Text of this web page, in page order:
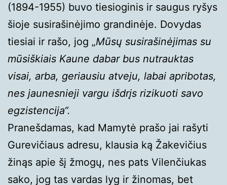
(1894-1955) buvo tiesioginis ir saugus ryšys
šioje susirašinėjimo grandinėje. Dovydas
tiesiai ir rašo, jog „Mūsų susirašinėjimas su
mūsiškiais Kaune dabar bus nutrauktas
visai, arba, geriausiu atveju, labai apribotas,
nes jaunesnieji vargu išdrįs rizikuoti savo
egzistencija“.
Pranešdamas, kad Mamytė prašo jai rašyti
Gurevičiaus adresu, klausia ką Žakevičius
žinąs apie šį žmogų, nes pats Vilenčiukas
sako, jog tas vardas lyg ir žinomas, bet